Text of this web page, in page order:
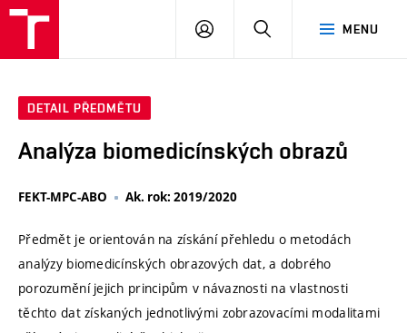
MENU
PŘIHLÁSIT
DETAIL PŘEDMĚTU
Analýza biomedicínských obrazů
FEKT-MPC-ABO Ak. rok: 2019/2020
Předmět je orientován na získání přehledu o metodách
analýzy biomedicínských obrazových dat, a dobrého
porozumění jejich principům v návaznosti na vlastnosti
těchto dat získaných jednotlivými zobrazovacími modalitami